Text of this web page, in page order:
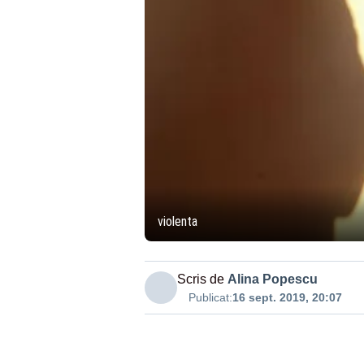
violenta
Scris de Alina Popescu
Publicat:16 sept. 2019, 20:07